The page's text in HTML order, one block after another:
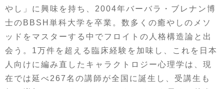
やし」に興味を持ち、2004年バーバラ・ブレナン博
士のBBSH単科大学を卒業。数多くの癒やしのメソ
ッドをマスターする中でフロイトの人格構造論と出
会う。1万件を超える臨床経験を加味し、これを日本
人向けに編み直したキャラクトロジー心理学は、現
在では延べ267名の講師が全国に誕生し、受講生も